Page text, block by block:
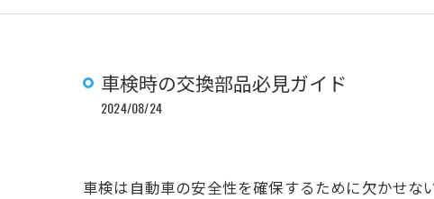
車検時の交換部品必見ガイド
2024/08/24
車検は自動車の安全性を確保するために欠かせ